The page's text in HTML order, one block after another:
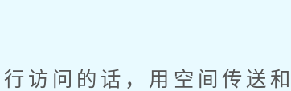
访问的话，用空间传送